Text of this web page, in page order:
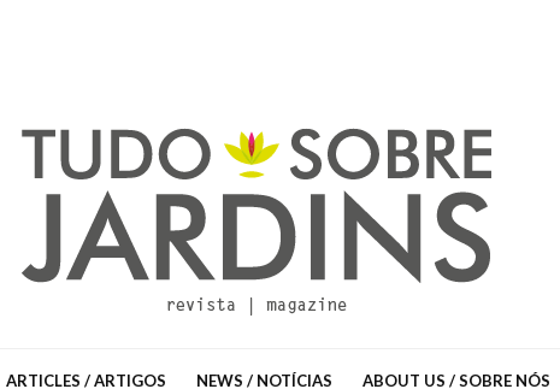
ARTICLES / ARTIGOS NEWS / NOTÍCIAS ABOUT US / SOBRE NÓS